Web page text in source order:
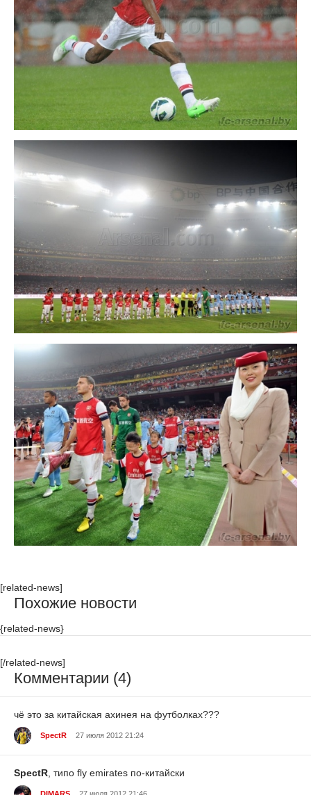
[related-news]
Похожие новости
{related-news}
[/related-news]
Комментарии (4)
чё это за китайская ахинея на футболках???
SpectR 27 июля 2012 21:24
SpectR , типо fly emirates по-китайски